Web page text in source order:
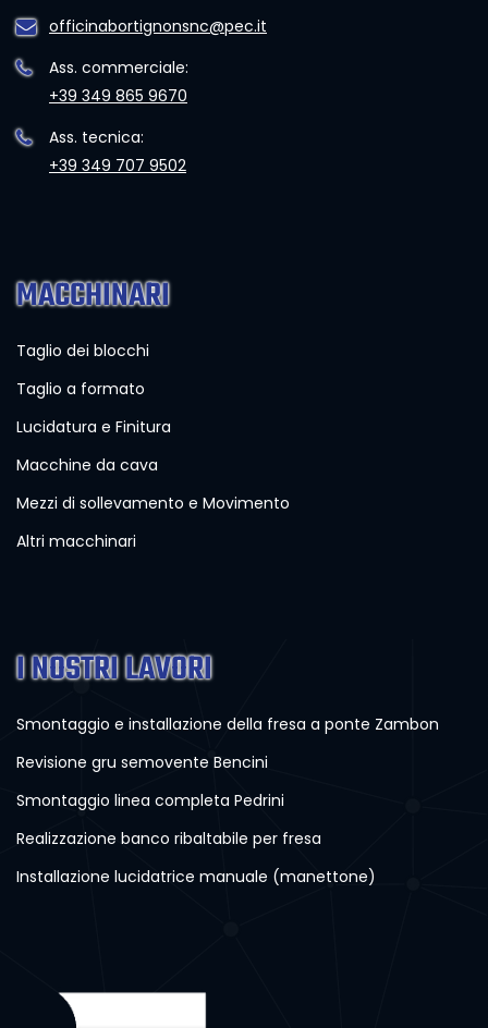
officinabortignonsnc@pec.it
Ass. commerciale:
+39 349 865 9670
Ass. tecnica:
+39 349 707 9502
MACCHINARI
Taglio dei blocchi
Taglio a formato
Lucidatura e Finitura
Macchine da cava
Mezzi di sollevamento e Movimento
Altri macchinari
I NOSTRI LAVORI
Smontaggio e installazione della fresa a ponte Zambon
Revisione gru semovente Bencini
Smontaggio linea completa Pedrini
Realizzazione banco ribaltabile per fresa
Installazione lucidatrice manuale (manettone)